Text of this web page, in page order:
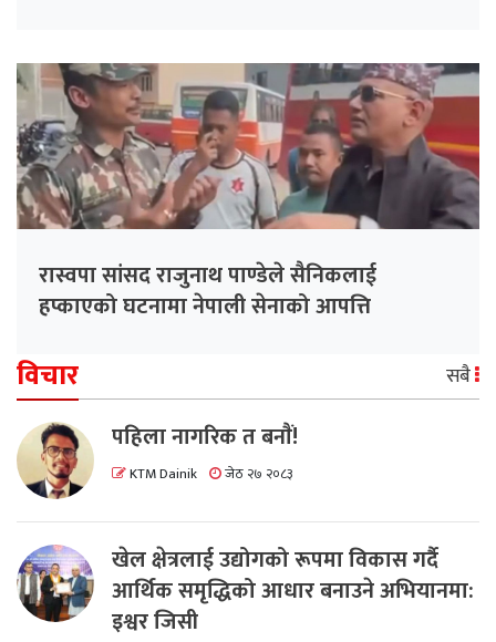
रास्वपा सांसद राजुनाथ पाण्डेले सैनिकलाई
हप्काएको घटनामा नेपाली सेनाको आपत्ति
विचार सबै
पहिला नागरिक त बनाैं!
KTM Dainik जेठ २७ २०८३
खेल क्षेत्रलाई उद्योगको रूपमा विकास गर्दै
आर्थिक समृद्धिको आधार बनाउने अभियानमा:
इश्वर जिसी